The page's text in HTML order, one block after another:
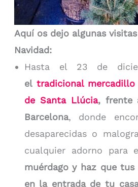
Aquí os dejo algunas
Navidad:
Hasta el 23 de
el tradicional mercadillo
de Santa Llúcia, frente
Barcelona, donde
desaparecidas o
cualquier adorno para
muérdago y haz que tus
en la entrada de tu